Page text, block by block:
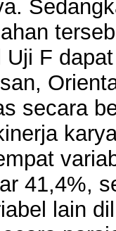
F
secara
41,4%,
lain